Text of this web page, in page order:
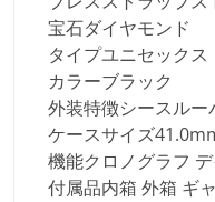
宝石ダイヤモンド
タイプユニセックス
カラーブラック
外装特徴シースルー
ケースサイズ
機能クロノグラフ
付属品内箱 外箱 ギ